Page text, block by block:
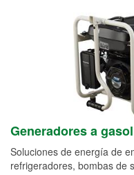
Generadores a
Soluciones de energía de
refrigeradores, bombas de